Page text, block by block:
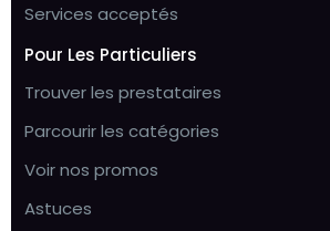
Services acceptés
Pour Les Particuliers
Trouver les prestataires
Parcourir les catégories
Voir nos promos
Astuces